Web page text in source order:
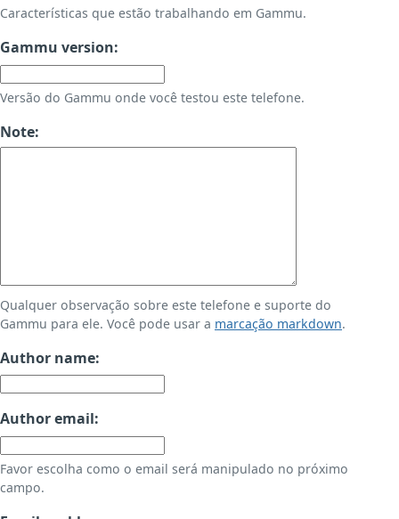
Características que estão trabalhando em Gammu.
Gammu version:
Versão do Gammu onde você testou este telefone.
Note:
Qualquer observação sobre este telefone e suporte do
Gammu para ele. Você pode usar a marcação markdown.
Author name:
Author email:
Favor escolha como o email será manipulado no próximo
campo.